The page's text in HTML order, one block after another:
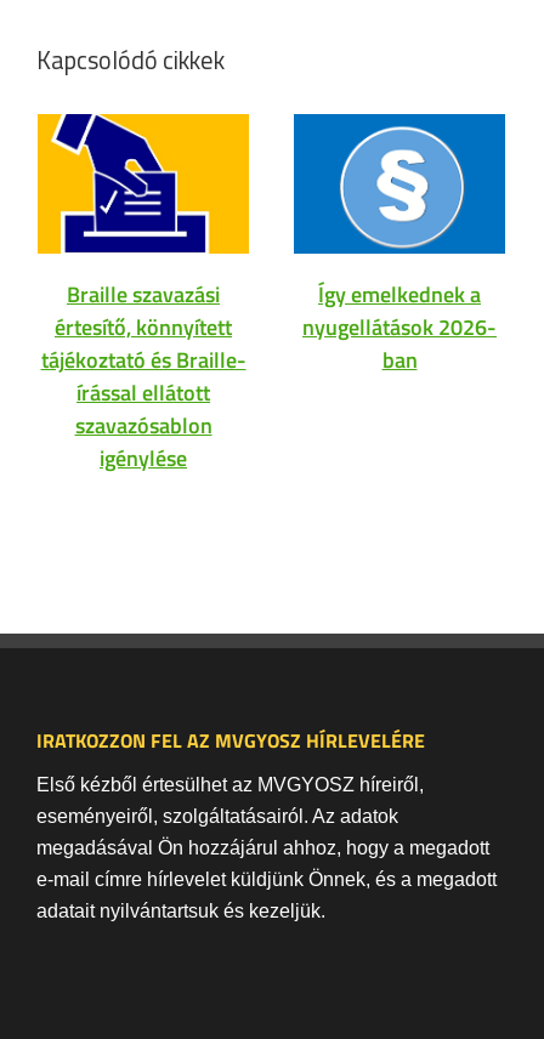
Kapcsolódó cikkek
Braille szavazási
értesítő, könnyített
tájékoztató és Braille-
írással ellátott
szavazósablon
igénylése
Így emelkednek a
nyugellátások 2026-
ban
IRATKOZZON FEL AZ MVGYOSZ HÍRLEVELÉRE
Első kézből értesülhet az MVGYOSZ híreiről,
eseményeiről, szolgáltatásairól. Az adatok
megadásával Ön hozzájárul ahhoz, hogy a megadott
e-mail címre hírlevelet küldjünk Önnek, és a megadott
adatait nyilvántartsuk és kezeljük.